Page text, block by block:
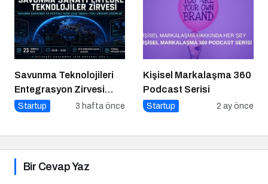
Savunma Teknolojileri
Entegrasyon Zirvesi
Ankara’da
Startup 3 hafta önce
Kişisel Markalaşma 360
Podcast Serisi
Startup 2 ay önce
Bir Cevap Yaz